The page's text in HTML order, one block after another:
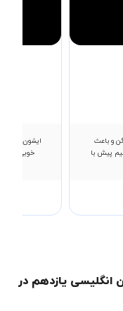
و باعث
پیش با
ایشون بسیار
خوبی با
یازدهم در